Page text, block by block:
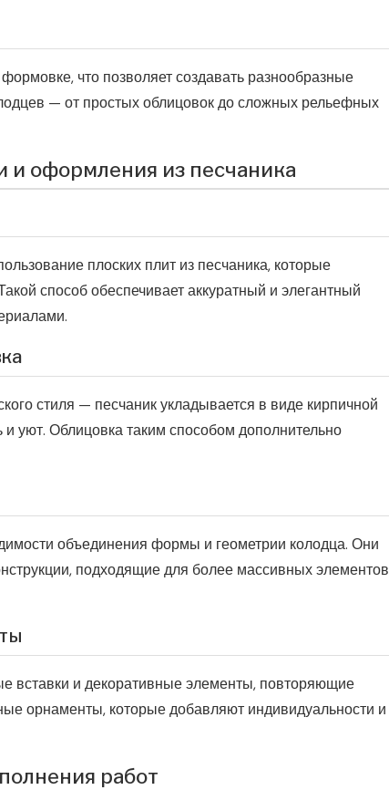
что позволяет создавать разнообразные
— от простых облицовок до сложных рельефных
оформления из песчаника
плоских плит из песчаника, которые
способ обеспечивает аккуратный и элегантный
стиля — песчаник укладывается в виде кирпичной
и уют. Облицовка таким способом дополнительно
объединения формы и геометрии колодца. Они
подходящие для более массивных элементов
вставки и декоративные элементы, повторяющие
орнаменты, которые добавляют индивидуальности и
работ